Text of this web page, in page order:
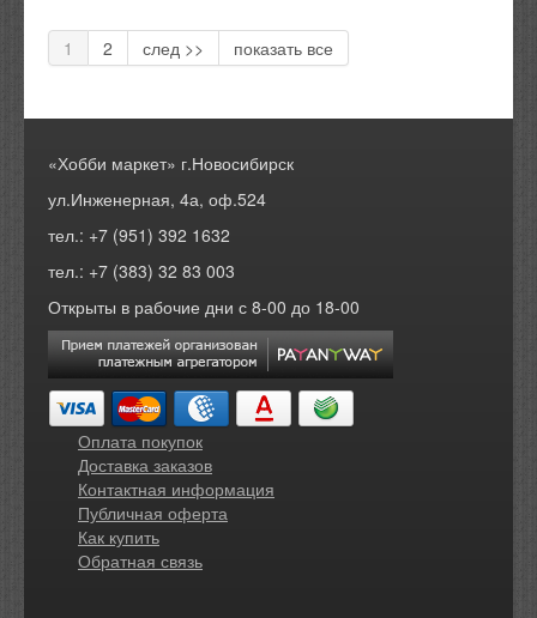
1 2 след >> показать все
«Хобби маркет» г.Новосибирск
ул.Инженерная, 4а, оф.524
тел.: +7 (951) 392 1632
тел.: +7 (383) 32 83 003
Открыты в рабочие дни с 8-00 до 18-00
Оплата покупок
Доставка заказов
Контактная информация
Публичная оферта
Как купить
Обратная связь